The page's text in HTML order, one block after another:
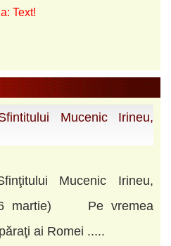
Text!
Mucenic Irineu,
Mucenic Irineu,
martie) Pe vremea
ai Romei .....